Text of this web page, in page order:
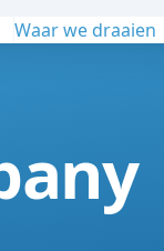
Waar we draaien